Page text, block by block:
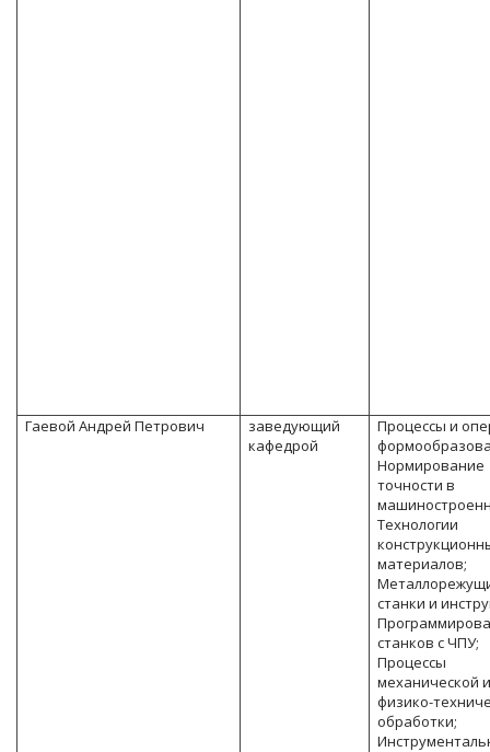
Гаевой Андрей Петрович
заведующий
кафедрой
Процессы и
Нормирование
точности в
Технологии
материалов;
станки и
станков с ЧПУ;
Процессы
механической
физико-
обработки;